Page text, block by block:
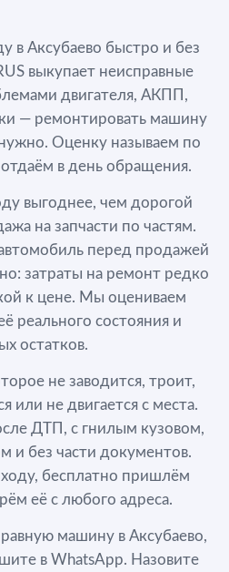
в Аксубаево быстро и без
выкупает неисправные
двигателя, АКПП,
— ремонтировать машину
Оценку называем по
в день обращения.
выгоднее, чем дорогой
на запчасти по частям.
перед продажей
затраты на ремонт редко
к цене. Мы оцениваем
реального состояния и
остатков.
не заводится, троит,
или не двигается с места.
ДТП, с гнилым кузовом,
и без части документов.
бесплатно пришлём
её с любого адреса.
машину в Аксубаево,
в WhatsApp. Назовите